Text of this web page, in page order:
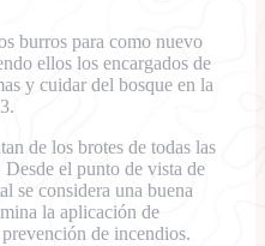
burros para como nuevo
ellos los encargados de
y cuidar del bosque en la
de los brotes de todas las
Desde el punto de vista de
se considera una buena
la aplicación de
de incendios.